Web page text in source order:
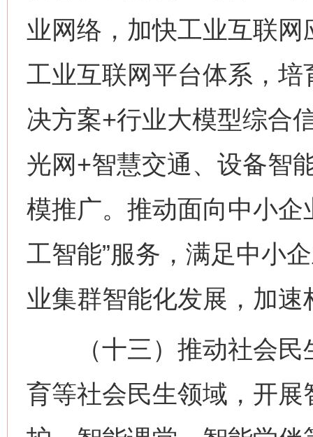
业网络，加快工业互联
工业互联网平台体系，
决方案+行业大模型综合
光网+智慧交通、设备智
模推广。推动面向中小企
工智能”服务，满足中小
业集群智能化发展，加速
（十三）推动社会民
育等社会民生领域，开